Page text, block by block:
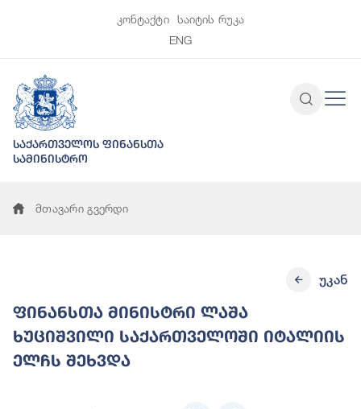
კონტაქტი
საიტის რუკა
ENG
საქართველოს ფინანსთა
სამინისტრო
მთავარი გვერდი
ფინანსთა მინისტრი ლაშა
ხუციშვილი საქართველოში იტალიის
ელჩს შეხვდა
უკან